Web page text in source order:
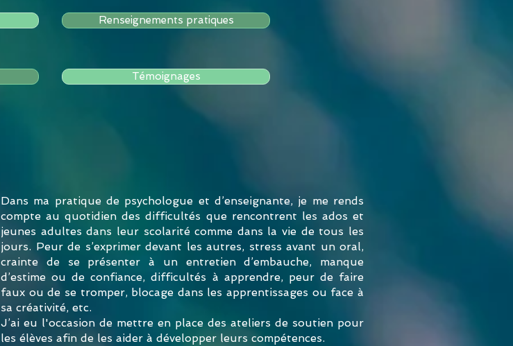
Renseignements pratiques
Témoignages
Dans ma pratique de psychologue et d’enseignante, je me rends
compte au quotidien des difficultés que rencontrent les ados et
jeunes adultes dans leur scolarité comme dans la vie de tous les
jours. Peur de s’exprimer devant les autres, stress avant un oral,
crainte de se présenter à un entretien d’embauche, manque
d’estime ou de confiance, difficultés à apprendre, peur de faire
faux ou de se tromper, blocage dans les apprentissages ou face à
sa créativité, etc.
J’ai eu l'occasion de mettre en place des ateliers de soutien pour
les élèves afin de les aider à développer leurs compétences.